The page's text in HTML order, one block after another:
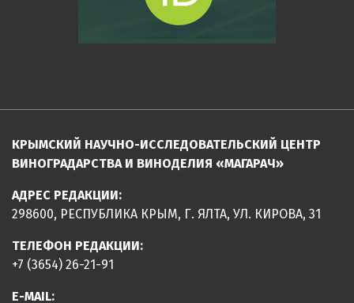
КРЫМСКИЙ НАУЧНО-ИССЛЕДОВАТЕЛЬСКИЙ ЦЕНТР
ВИНОГРАДАРСТВА И ВИНОДЕЛИЯ «МАГАРАЧ»
АДРЕС РЕДАКЦИИ:
298600, РЕСПУБЛИКА КРЫМ, Г. ЯЛТА, УЛ. КИРОВА, 31
ТЕЛЕФОН РЕДАКЦИИ:
+7 (3654) 26-21-91
E-MAIL: